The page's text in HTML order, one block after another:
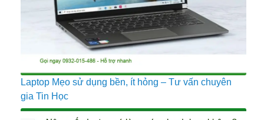
Laptop Mẹo sử dụng bền, ít hỏng – Tư vấn chuyên
gia Tin Học